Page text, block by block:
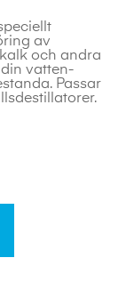
av
och andra
din vatten­
Passar